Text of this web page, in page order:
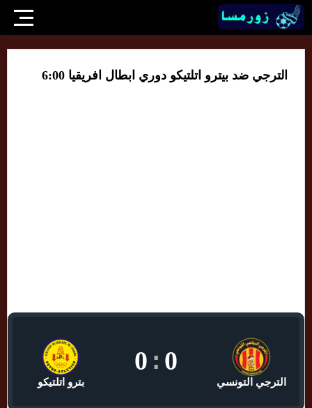
الترجي ضد بيترو اتلتيكو دوري ابطال افريقيا 6:00
الترجي التونسي
0
:
0
بترو اتلتيكو